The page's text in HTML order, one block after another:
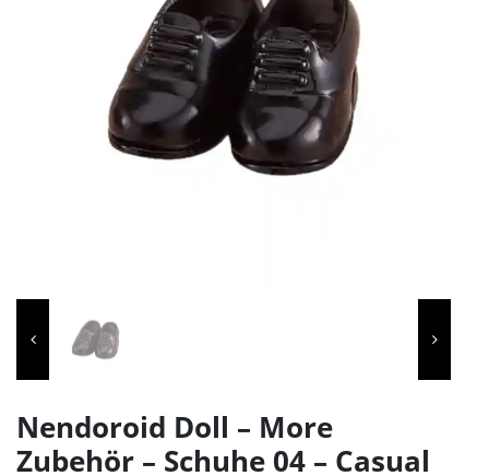
Nendoroid Doll – More
Zubehör – Schuhe 04 – Casual